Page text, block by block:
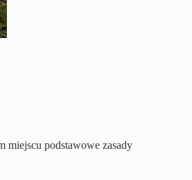
miejscu podstawowe zasady